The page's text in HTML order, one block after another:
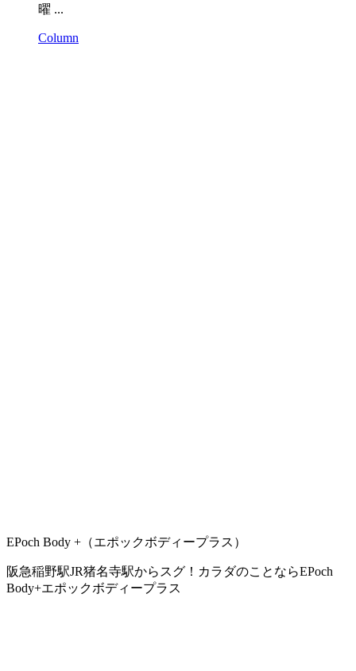
曜 ...
Column
EPoch Body +（エポックボディープラス）
阪急稲野駅JR猪名寺駅からスグ！カラダのことならEPoch
Body+エポックボディープラス